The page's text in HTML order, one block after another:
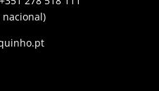
nacional)